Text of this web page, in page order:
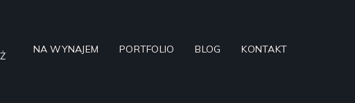
NA WYNAJEM PORTFOLIO BLOG KONTAKT